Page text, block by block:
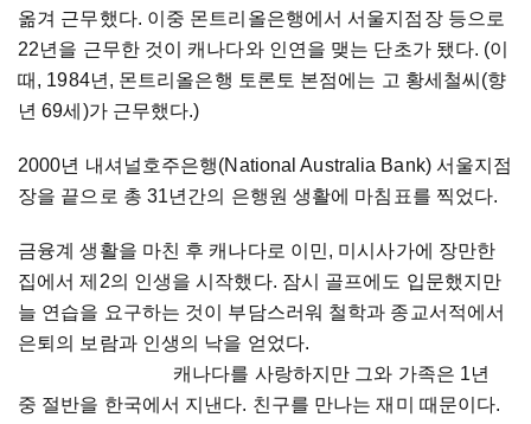
옮겨 근무했다. 이중 몬트리올은행에서 서울지점장 등으로
22년을 근무한 것이 캐나다와 인연을 맺는 단초가 됐다. (이
때, 1984년, 몬트리올은행 토론토 본점에는 고 황세철씨(향
년 69세)가 근무했다.)
2000년 내셔널호주은행(National Australia Bank) 서울지점
장을 끝으로 총 31년간의 은행원 생활에 마침표를 찍었다.
금융계 생활을 마친 후 캐나다로 이민, 미시사가에 장만한
집에서 제2의 인생을 시작했다. 잠시 골프에도 입문했지만
늘 연습을 요구하는 것이 부담스러워 철학과 종교서적에서
은퇴의 보람과 인생의 낙을 얻었다.
캐나다를 사랑하지만 그와 가족은 1년
중 절반을 한국에서 지낸다. 친구를 만나는 재미 때문이다.